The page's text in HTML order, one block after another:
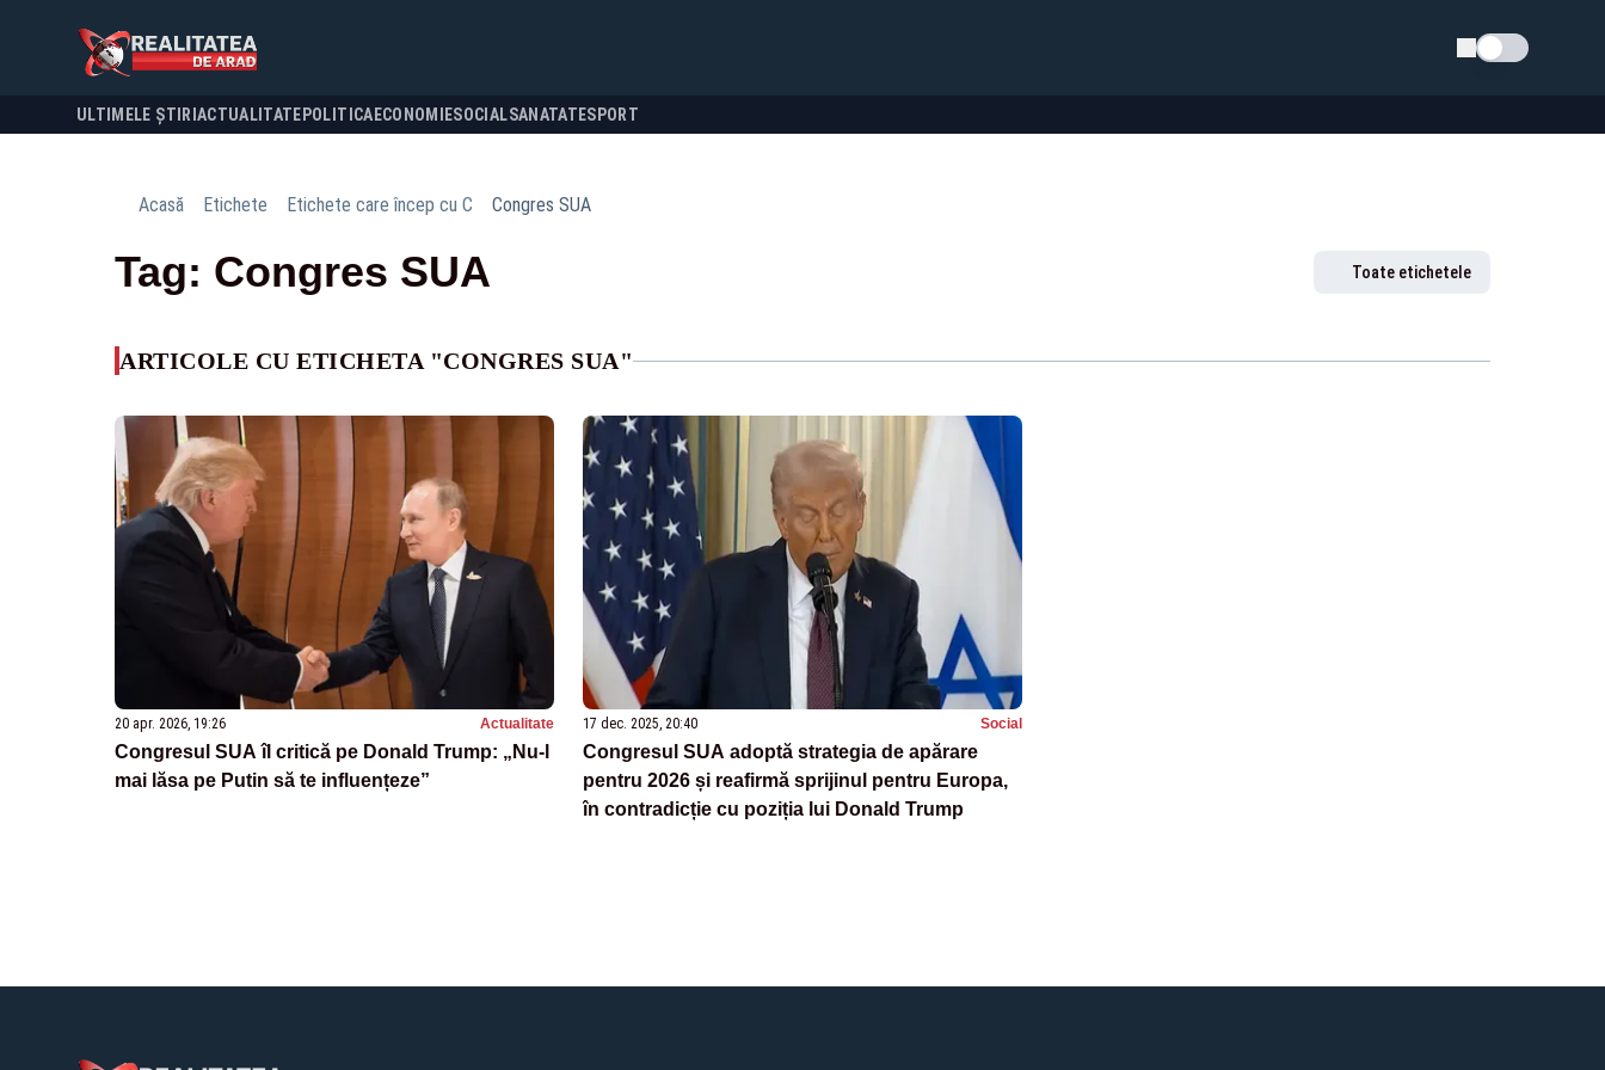
Schimba tema
ULTIMELE ȘTIRI ACTUALITATE POLITICA ECONOMIESOCIALSANATATESPORT
Acasă Etichete Etichete care încep cu C Congres SUA
Tag: Congres SUA Toate etichetele
ARTICOLE CU ETICHETA "CONGRES SUA"
20 apr. 2026, 19:26 Actualitate
Congresul SUA îl critică pe Donald Trump: „Nu-l
mai lăsa pe Putin să te influențeze”
17 dec. 2025, 20:40 Social
Congresul SUA adoptă strategia de apărare
pentru 2026 și reafirmă sprijinul pentru Europa,
în contradicție cu poziția lui Donald Trump